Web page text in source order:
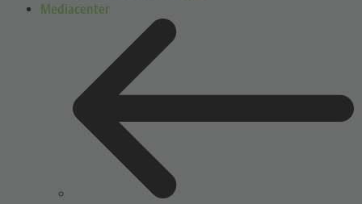
Mediacenter